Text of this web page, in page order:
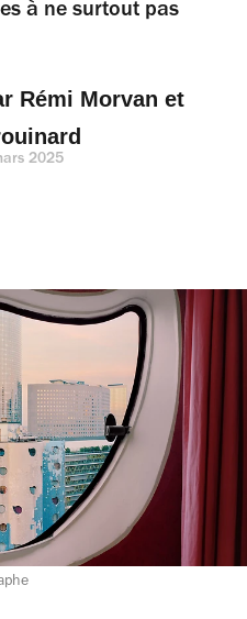
à ne surtout pas
Rémi Morvan et
2025